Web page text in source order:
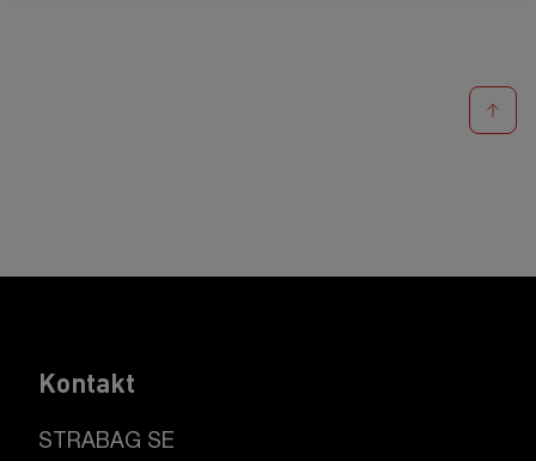
Kontakt
STRABAG SE